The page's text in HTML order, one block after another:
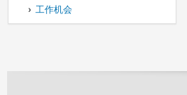
工作机会